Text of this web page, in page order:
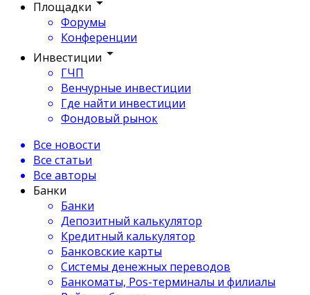
Площадки
Форумы
Конференции
Инвестиции
ГЧП
Венчурные инвестиции
Где найти инвестиции
Фондовый рынок
Все новости
Все статьи
Все авторы
Банки
Банки
Депозитный калькулятор
Кредитный калькулятор
Банковские карты
Системы денежных переводов
Банкоматы, Pos-терминалы и филиалы